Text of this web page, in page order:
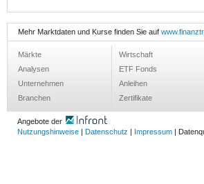
Mehr Marktdaten und Kurse finden Sie auf
Märkte
Analysen
Unternehmen
Branchen
Wirtschaft
ETF Fonds
Anleihen
Zertifikate
Angebote der
Nutzungshinweise
Datenschutz Impressum |